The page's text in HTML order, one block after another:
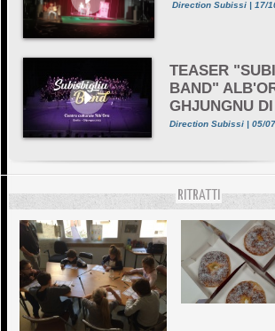
Direction Subissi | 17/
TEASER
BAND"
GHJUNGNU
Direction Subissi | 05/
RITRATTI